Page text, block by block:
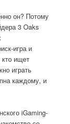
он? Потому
3 Oaks
игра и
ищет
играть
каждому, и
iGaming-